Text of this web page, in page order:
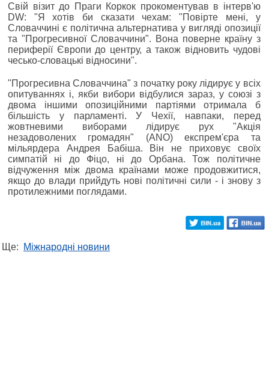
Свій візит до Праги Коркок прокоментував в інтерв'ю
DW: "Я хотів би сказати чехам: "Повірте мені, у
Словаччині є політична альтернатива у вигляді опозиції
та "Прогресивної Словаччини". Вона поверне країну з
периферії Європи до центру, а також відновить чудові
чесько-словацькі відносини".
"Прогресивна Словаччина" з початку року лідирує у всіх
опитуваннях і, якби вибори відбулися зараз, у союзі з
двома іншими опозиційними партіями отримала б
більшість у парламенті. У Чехії, навпаки, перед
жовтневими виборами лідирує рух "Акція
незадоволених громадян" (ANO) експрем'єра та
мільярдера Андрея Бабіша. Він не приховує своїх
симпатій ні до Фіцо, ні до Орбана. Тож політичне
відчуження між двома країнами може продовжитися,
якщо до влади прийдуть нові політичні сили - і знову з
протилежними поглядами.
Ще: Міжнародні новини